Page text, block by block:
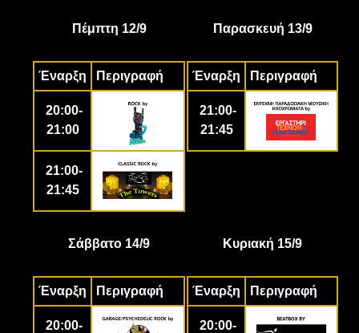
Πέμπτη 12/9 Παρασκευή 13/9
Έναρξη Περιγραφή
20:00-
21:00
21:00-
21:45
Έναρξη Περιγραφή
21:00-
21:45
Σάββατο 14/9 Κυριακή 15/9
Έναρξη Περιγραφή
20:00-
Έναρξη Περιγραφή
20:00-